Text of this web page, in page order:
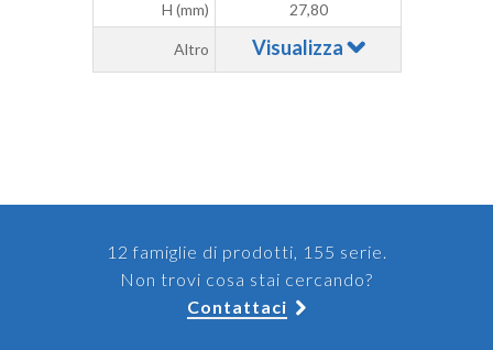
H (mm)
27,80
Altro Visualizza
12 famiglie di prodotti, 155 serie.
Non trovi cosa stai cercando?
Contattaci